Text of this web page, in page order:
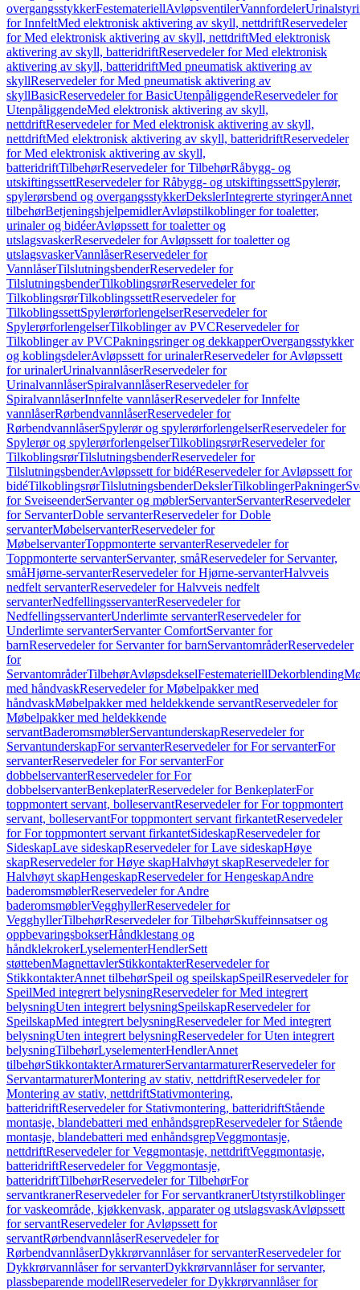
overgangsstykkerFestemateriellAvløpsventilerVannfordeler
for InnfeltMed elektronisk aktivering av skyll, nettdriftReservedeler
for Med elektronisk aktivering av skyll, nettdriftMed elektronisk
aktivering av skyll, batteridriftReservedeler for Med elektronisk
aktivering av skyll, batteridriftMed pneumatisk aktivering av
skyllReservedeler for Med pneumatisk aktivering av
skyllBasicReservedeler for BasicUtenpåliggendeReservedeler for
UtenpåliggendeMed elektronisk aktivering av skyll,
nettdriftReservedeler for Med elektronisk aktivering av skyll,
nettdriftMed elektronisk aktivering av skyll, batteridriftReservedeler
for Med elektronisk aktivering av skyll,
batteridriftTilbehørReservedeler for TilbehørRåbygg- og
utskiftingssettReservedeler for Råbygg- og utskiftingssettSpylerør,
spylerørsbend og overgangsstykkerDekslerIntegrerte styringerAnnet
tilbehørBetjeningshjelpemidlerAvløpstilkoblinger for toaletter,
urinaler og bidéerAvløpssett for toaletter og
utslagsvaskerReservedeler for Avløpssett for toaletter og
utslagsvaskerVannlåserReservedeler for
VannlåserTilslutningsbenderReservedeler for
TilslutningsbenderTilkoblingsrørReservedeler for
TilkoblingsrørTilkoblingssettReservedeler for
TilkoblingssettSpylerørforlengelserReservedeler for
SpylerørforlengelserTilkoblinger av PVCReservedeler for
Tilkoblinger av PVCPakningsringer og dekkapperOvergangsstykker
og koblingsdelerAvløpssett for urinalerReservedeler for Avløpssett
for urinalerUrinalvannlåserReservedeler for
UrinalvannlåserSpiralvannlåserReservedeler for
SpiralvannlåserInnfelte vannlåserReservedeler for Innfelte
vannlåserRørbendvannlåserReservedeler for
RørbendvannlåserSpylerør og spylerørforlengelserReservedeler for
Spylerør og spylerørforlengelserTilkoblingsrørReservedeler for
TilkoblingsrørTilslutningsbenderReservedeler for
TilslutningsbenderAvløpssett for bidéReservedeler for Avløpssett for
bidéTilkoblingsrørTilslutningsbenderDekslerTilkoblingerPakninger
for SveiseenderServanter og møblerServanterServanterReservedeler
for ServanterDoble servanterReservedeler for Doble
servanterMøbelservanterReservedeler for
MøbelservanterToppmonterte servanterReservedeler for
Toppmonterte servanterServanter, småReservedeler for Servanter,
småHjørne-servanterReservedeler for Hjørne-servanterHalvveis
nedfelt servanterReservedeler for Halvveis nedfelt
servanterNedfellingsservanterReservedeler for
NedfellingsservanterUnderlimte servanterReservedeler for
Underlimte servanterServanter ComfortServanter for
barnReservedeler for Servanter for barnServantområderReservedeler
for
ServantområderTilbehørAvløpsdekselFestemateriellDekorblending
med håndvaskReservedeler for Møbelpakker med
håndvaskMøbelpakker med heldekkende servantReservedeler for
Møbelpakker med heldekkende
servantBaderomsmøblerServantunderskapReservedeler for
ServantunderskapFor servanterReservedeler for For servanterFor
servanterReservedeler for For servanterFor
dobbelservanterReservedeler for For
dobbelservanterBenkeplaterReservedeler for BenkeplaterFor
toppmontert servant, bolleservantReservedeler for For toppmontert
servant, bolleservantFor toppmontert servant firkantetReservedeler
for For toppmontert servant firkantetSideskapReservedeler for
SideskapLave sideskapReservedeler for Lave sideskapHøye
skapReservedeler for Høye skapHalvhøyt skapReservedeler for
Halvhøyt skapHengeskapReservedeler for HengeskapAndre
baderomsmøblerReservedeler for Andre
baderomsmøblerVegghyllerReservedeler for
VegghyllerTilbehørReservedeler for TilbehørSkuffeinnsatser og
oppbevaringsbokserHåndklestang og
håndklekrokerLyselementerHendlerSett
støttebenMagnettavlerStikkontakterReservedeler for
StikkontakterAnnet tilbehørSpeil og speilskapSpeilReservedeler for
SpeilMed integrert belysningReservedeler for Med integrert
belysningUten integrert belysningSpeilskapReservedeler for
SpeilskapMed integrert belysningReservedeler for Med integrert
belysningUten integrert belysningReservedeler for Uten integrert
belysningTilbehørLyselementerHendlerAnnet
tilbehørStikkontakterArmaturerServantarmaturerReservedeler for
ServantarmaturerMontering av stativ, nettdriftReservedeler for
Montering av stativ, nettdriftStativmontering,
batteridriftReservedeler for Stativmontering, batteridriftStående
montasje, blandebatteri med enhåndsgrepReservedeler for Stående
montasje, blandebatteri med enhåndsgrepVeggmontasje,
nettdriftReservedeler for Veggmontasje, nettdriftVeggmontasje,
batteridriftReservedeler for Veggmontasje,
batteridriftTilbehørReservedeler for TilbehørFor
servantkranerReservedeler for For servantkranerUtstyrstilkoblinger
for vaskeområde, kjøkkenvask, apparater og utslagsvaskAvløpssett
for servantReservedeler for Avløpssett for
servantRørbendvannlåserReservedeler for
RørbendvannlåserDykkrørvannlåser for servanterReservedeler for
Dykkrørvannlåser for servanterDykkrørvannlåser for servanter,
plassbeparende modellReservedeler for Dykkrørvannlåser for